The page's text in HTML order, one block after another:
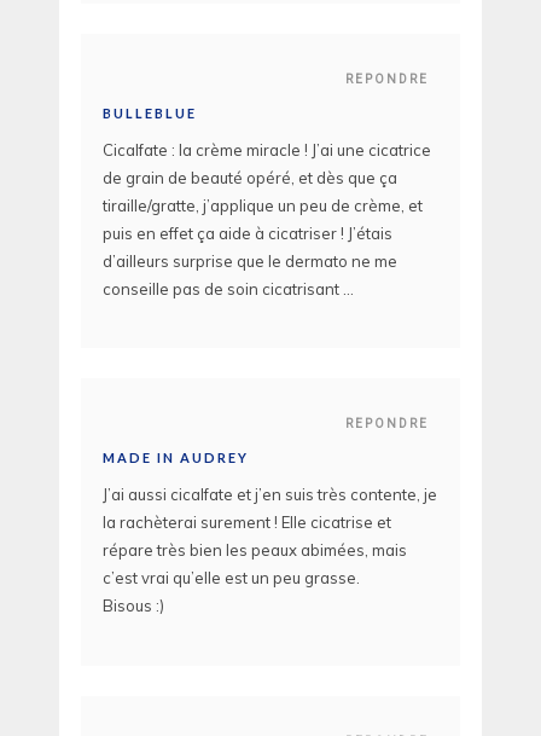
REPONDRE
BULLEBLUE
Cicalfate : la crème miracle ! J’ai une cicatrice
de grain de beauté opéré, et dès que ça
tiraille/gratte, j’applique un peu de crème, et
puis en effet ça aide à cicatriser ! J’étais
d’ailleurs surprise que le dermato ne me
conseille pas de soin cicatrisant …
REPONDRE
MADE IN AUDREY
J’ai aussi cicalfate et j’en suis très contente, je
la rachèterai surement ! Elle cicatrise et
répare très bien les peaux abimées, mais
c’est vrai qu’elle est un peu grasse.
Bisous :)